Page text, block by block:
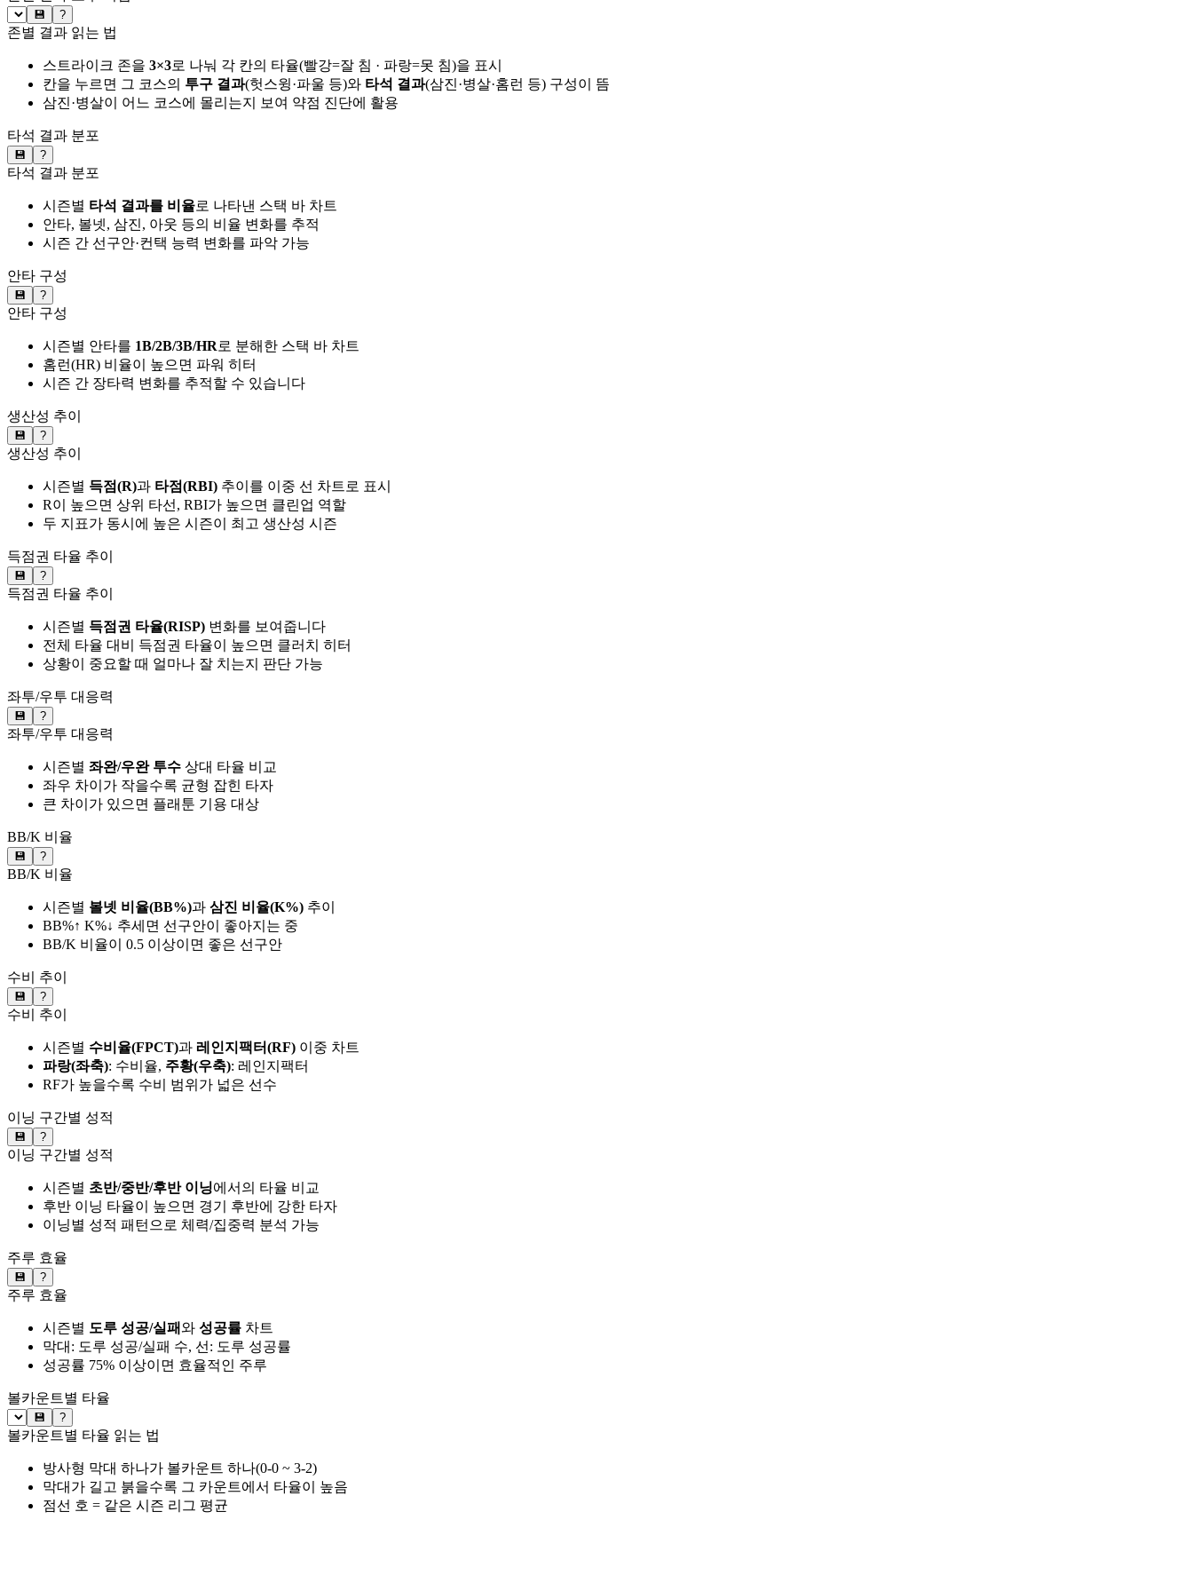
💾 ?
존별 결과 읽는 법
스트라이크 존을 3×3로 나눠 각 칸의 타율(빨강=잘 침 · 파랑=못 침)을 표시
칸을 누르면 그 코스의 투구 결과(헛스윙·파울 등)와 타석 결과(삼진·병살·홈런 등) 구성이 뜸
삼진·병살이 어느 코스에 몰리는지 보여 약점 진단에 활용
타석 결과 분포
💾 ?
타석 결과 분포
시즌별 타석 결과를 비율로 나타낸 스택 바 차트
안타, 볼넷, 삼진, 아웃 등의 비율 변화를 추적
시즌 간 선구안·컨택 능력 변화를 파악 가능
안타 구성
💾 ?
안타 구성
시즌별 안타를 1B/2B/3B/HR로 분해한 스택 바 차트
홈런(HR) 비율이 높으면 파워 히터
시즌 간 장타력 변화를 추적할 수 있습니다
생산성 추이
💾 ?
생산성 추이
시즌별 득점(R)과 타점(RBI) 추이를 이중 선 차트로 표시
R이 높으면 상위 타선, RBI가 높으면 클린업 역할
두 지표가 동시에 높은 시즌이 최고 생산성 시즌
득점권 타율 추이
💾 ?
득점권 타율 추이
시즌별 득점권 타율(RISP) 변화를 보여줍니다
전체 타율 대비 득점권 타율이 높으면 클러치 히터
상황이 중요할 때 얼마나 잘 치는지 판단 가능
좌투/우투 대응력
💾 ?
좌투/우투 대응력
시즌별 좌완/우완 투수 상대 타율 비교
좌우 차이가 작을수록 균형 잡힌 타자
큰 차이가 있으면 플래툰 기용 대상
BB/K 비율
💾 ?
BB/K 비율
시즌별 볼넷 비율(BB%)과 삼진 비율(K%) 추이
BB%↑ K%↓ 추세면 선구안이 좋아지는 중
BB/K 비율이 0.5 이상이면 좋은 선구안
수비 추이
💾 ?
수비 추이
시즌별 수비율(FPCT)과 레인지팩터(RF) 이중 차트
파랑(좌축): 수비율, 주황(우축): 레인지팩터
RF가 높을수록 수비 범위가 넓은 선수
이닝 구간별 성적
💾 ?
이닝 구간별 성적
시즌별 초반/중반/후반 이닝에서의 타율 비교
후반 이닝 타율이 높으면 경기 후반에 강한 타자
이닝별 성적 패턴으로 체력/집중력 분석 가능
주루 효율
💾 ?
주루 효율
시즌별 도루 성공/실패와 성공률 차트
막대: 도루 성공/실패 수, 선: 도루 성공률
성공률 75% 이상이면 효율적인 주루
볼카운트별 타율
💾 ?
볼카운트별 타율 읽는 법
방사형 막대 하나가 볼카운트 하나(0-0 ~ 3-2)
막대가 길고 붉을수록 그 카운트에서 타율이 높음
점선 호 = 같은 시즌 리그 평균